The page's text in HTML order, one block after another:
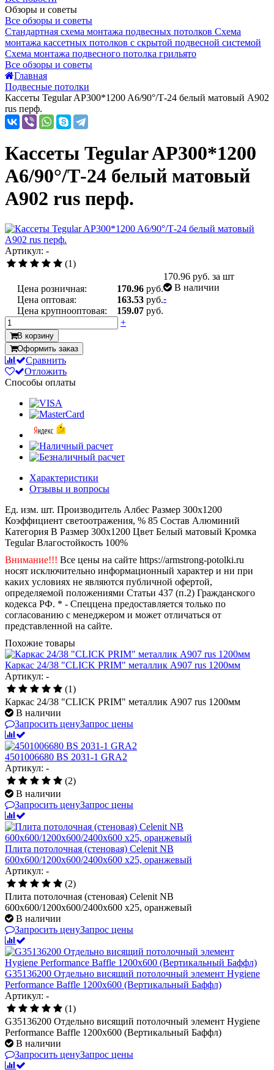
Обзоры и советы
Все обзоры и советы
Стандартная схема монтажа подвесных потолков Схема
монтажа кассетных потолков с скрытой подвесной системой
Схема монтажа подвесного потолка грильято
Все обзоры и советы
Главная
Подвесные потолки
Кассеты Tegular AP300*1200 A6/90°/Т-24 белый матовый А902
rus перф.
Кассеты Tegular AP300*1200
A6/90°/Т-24 белый матовый
А902 rus перф.
Артикул: -
(1)
Цена розничная: 170.96 руб.
Цена оптовая:
163.53 руб.
Цена крупнооптовая:
159.07 руб.
170.96 руб. за шт
В наличии
-
+
В корзину
Оформить заказ
Сравнить
Отложить
Способы оплаты
Характеристики
Отзывы и вопросы
Ед. изм. шт. Производитель Албес Размер 300x1200
Коэффициент светоотражения, % 85 Состав Алюминий
Категория B Размер 300x1200 Цвет Белый матовый Кромка
Tegular Влагостойкость 100%
Внимание!!! Все цены на сайте https://armstrong-potolki.ru
носят исключительно информационный характер и ни при
каких условиях не являются публичной офертой,
определяемой положениями Статьи 437 (п.2) Гражданского
кодекса РФ. * - Спеццена предоставляется только по
согласованию с менеджером и может отличаться от
представленной на сайте.
Похожие товары
Каркас 24/38 "CLICK PRIM" металлик А907 rus 1200мм
Артикул: -
(1)
Каркас 24/38 "CLICK PRIM" металлик А907 rus 1200мм
В наличии
Запросить ценуЗапрос цены
4501006680 BS 2031-1 GRA2
Артикул: -
(2)
В наличии
Запросить ценуЗапрос цены
Плита потолочная (стеновая) Celenit NB
600x600/1200x600/2400x600 x25, оранжевый
Артикул: -
(2)
Плита потолочная (стеновая) Celenit NB
600x600/1200x600/2400x600 x25, оранжевый
В наличии
Запросить ценуЗапрос цены
G35136200 Отдельно висящий потолочный элемент Hygiene
Performance Baffle 1200х600 (Вертикальный Баффл)
Артикул: -
(1)
G35136200 Отдельно висящий потолочный элемент Hygiene
Performance Baffle 1200х600 (Вертикальный Баффл)
В наличии
Запросить ценуЗапрос цены